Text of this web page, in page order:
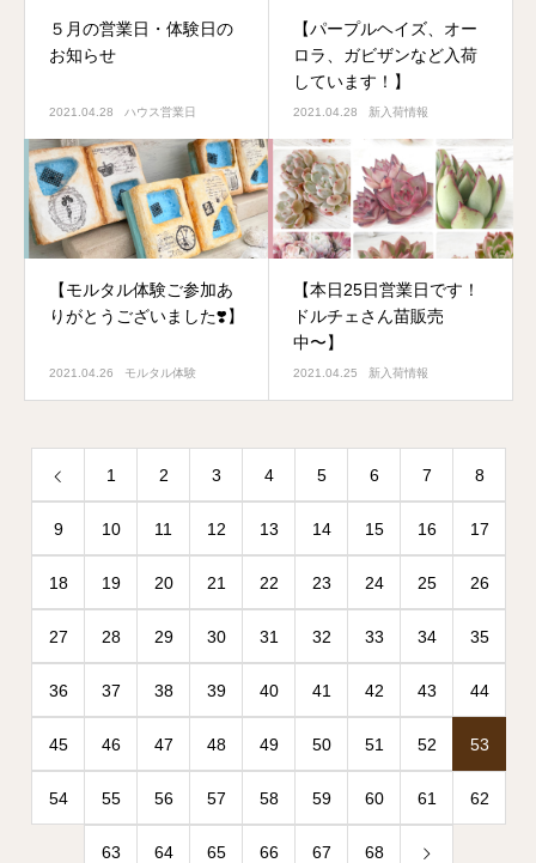
５月の営業日・体験日の
お知らせ
2021.04.28 ハウス営業日
【パープルヘイズ、オー
ロラ、ガビザンなど入荷
しています！】
2021.04.28 新入荷情報
【モルタル体験ご参加あ
りがとうございました❣️】
2021.04.26 モルタル体験
【本日25日営業日です！
ドルチェさん苗販売
中〜】
2021.04.25 新入荷情報
1 2 3 4 5 6 7 8
9 10 11 12 13 14 15 16 17
18 19 20 21 22 23 24 25 26
27 28 29 30 31 32 33 34 35
36 37 38 39 40 41 42 43 44
45 46 47 48 49 50 51 52 53
54 55 56 57 58 59 60 61 62
63 64 65 66 67 68